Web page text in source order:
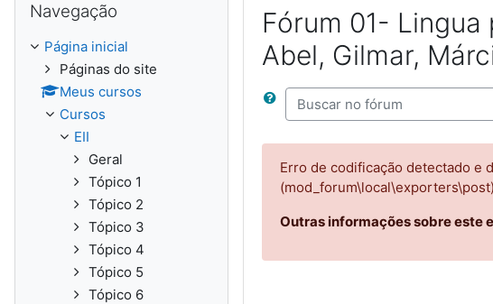
Fórum 01-
Abel, Gilmar,
Buscar no fórum
Erro de codificação detectado e
Outras informações sobre este
Navegação
Página inicial
Páginas do site
Meus cursos
Cursos
EII
Geral
Tópico 1
Tópico 2
Tópico 3
Tópico 4
Tópico 5
Tópico 6